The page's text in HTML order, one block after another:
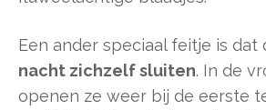
Een ander speciaal feitje is dat
nacht zichzelf sluiten. In de
openen ze weer bij de eerste